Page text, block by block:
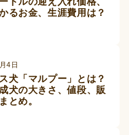
るお金、生涯費用は？
4日
犬「マルプー」とは？
犬の大きさ、値段、販
とめ。